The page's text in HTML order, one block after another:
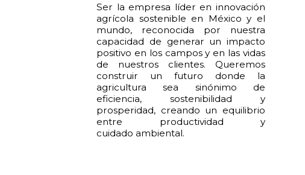
Ser la empresa líder en innovación
agrícola sostenible en México y el
mundo, reconocida por nuestra
capacidad de generar un impacto
positivo en los campos y en las vidas
de nuestros clientes. Queremos
construir un futuro donde la
agricultura sea sinónimo de
eficiencia, sostenibilidad y
prosperidad, creando un equilibrio
entre productividad y
cuidado ambiental.